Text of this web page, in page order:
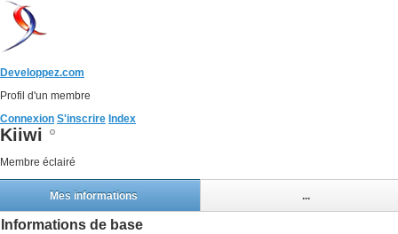
Developpez.com
Profil d'un membre
Connexion S'inscrire Index
Kiiwi
Membre éclairé
Mes informations ...
Informations de base